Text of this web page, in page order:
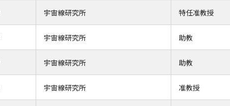
宇宙線研究所 特任准教授
宇宙線研究所 助教
宇宙線研究所 助教
宇宙線研究所 准教授